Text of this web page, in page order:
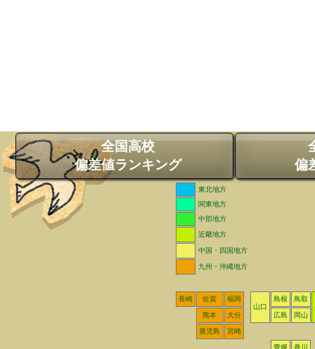
全国高校
偏差値ランキング
偏
東北地方
関東地方
中部地方
近畿地方
中国・四国地方
九州・沖縄地方
長崎 佐賀
福岡
山口
島根
鳥取
熊本
大分 広島 岡山
鹿児島 宮崎